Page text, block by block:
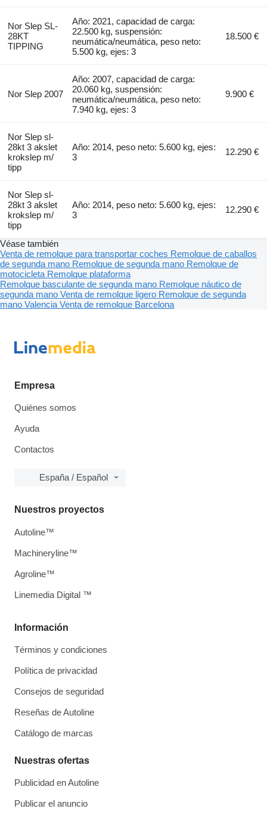
Nor Slep SL-
28KT
TIPPING
Año: 2021, capacidad de carga:
22.500 kg, suspensión:
neumática/neumática, peso neto:
5.500 kg, ejes: 3
18.500 €
Nor Slep 2007
Año: 2007, capacidad de carga:
20.060 kg, suspensión:
neumática/neumática, peso neto:
7.940 kg, ejes: 3
9.900 €
Nor Slep sl-
28kt 3 akslet
krokslep m/
tipp
Año: 2014, peso neto: 5.600 kg, ejes:
3
12.290 €
Nor Slep sl-
28kt 3 akslet
krokslep m/
tipp
Año: 2014, peso neto: 5.600 kg, ejes:
3
12.290 €
Véase también
Venta de remolque para transportar coches Remolque de caballos
de segunda mano Remolque de segunda mano Remolque de
motocicleta Remolque plataforma
Remolque basculante de segunda mano Remolque náutico de
segunda mano Venta de remolque ligero Remolque de segunda
mano Valencia Venta de remolque Barcelona
Empresa
Quiénes somos
Ayuda
Contactos
España / Español
Información
Términos y condiciones
Política de privacidad
Consejos de seguridad
Reseñas de Autoline
Catálogo de marcas
Nuestras ofertas
Publicidad en Autoline
Publicar el anuncio
Nuestros proyectos
Autoline™
Machineryline™
Agroline™
Linemedia Digital ™